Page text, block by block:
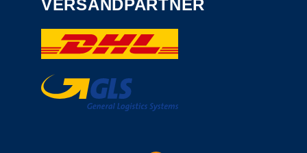
VERSANDPARTNER